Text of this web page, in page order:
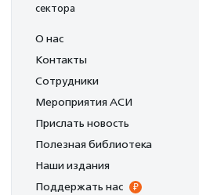
сектора
О нас
Контакты
Сотрудники
Мероприятия АСИ
Прислать новость
Полезная библиотека
Наши издания
Поддержать нас